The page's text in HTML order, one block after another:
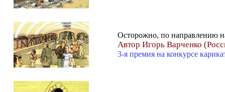
Осторожно, по направлению
Автор Игорь Варченко
3-я премия на конкурсе